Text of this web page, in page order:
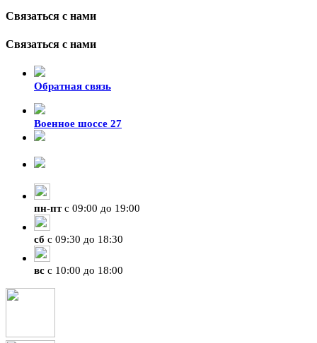
Связаться с нами
Связаться с нами
Обратная связь
Военное шоссе 27
пн-птс 09:00 до 19:00
сб с 09:30 до 18:30
вс с 10:00 до 18:00